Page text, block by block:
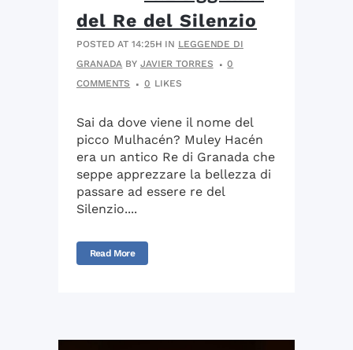
del Re del Silenzio
POSTED AT 14:25H IN LEGGENDE DI
GRANADA BY JAVIER TORRES
0
COMMENTS
0 LIKES
Sai da dove viene il nome del
picco Mulhacén? Muley Hacén
era un antico Re di Granada che
seppe apprezzare la bellezza di
passare ad essere re del
Silenzio....
Read More